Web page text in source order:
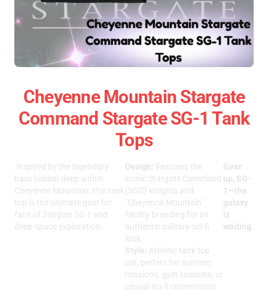
Cheyenne Mountain Stargate
Command Stargate SG-1 Tank
Tops
Inspired by the legendary
base hidden deep within
Cheyenne Mountain, this tank
top is the ultimate gear for
fans of Stargate SG-1 and
deep-space exploration.
Design: Features the
iconic Stargate Command
(SGC) insignia and
"Cheyenne Mountain"
facility branding for an
authentic military-sci-fi
look.
Style: Athletic tank top
cut, perfect for summer
missions, gym sessions, or
casual sci-fi conventions.
Gear
up, SG-
1—the
galaxy
is
waiting.